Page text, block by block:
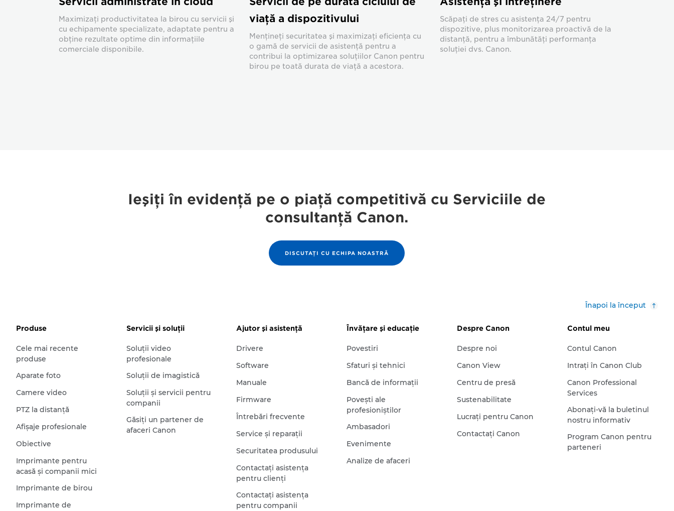
Maximizaţi productivitatea la birou cu servicii şi
cu echipamente specializate, adaptate pentru a
obţine rezultate optime din informaţiile
comerciale disponibile.
viaţă a dispozitivului
Menţineţi securitatea şi maximizaţi eficienţa cu
o gamă de servicii de asistenţă pentru a
contribui la optimizarea soluţiilor Canon pentru
birou pe toată durata de viaţă a acestora.
Scăpaţi de stres cu asistenţa 24/7 pentru
dispozitive, plus monitorizarea proactivă de la
distanţă, pentru a îmbunătăţi performanţa
soluţiei dvs. Canon.
Ieşiţi în evidenţă pe o piaţă competitivă cu Serviciile de
consultanţă Canon.
DISCUTAŢI CU ECHIPA NOASTRĂ
Înapoi la început
Produse
Cele mai recente
produse
Aparate foto
Camere video
PTZ la distanţă
Afişaje profesionale
Obiective
Imprimante pentru
acasă şi companii mici
Imprimante de birou
Imprimante de
Servicii şi soluţii
Soluţii video
profesionale
Soluţii de imagistică
Soluţii şi servicii pentru
companii
Găsiţi un partener de
afaceri Canon
Ajutor şi asistenţă
Drivere
Software
Manuale
Firmware
Întrebări frecvente
Service şi reparaţii
Securitatea produsului
Contactaţi asistenţa
pentru clienţi
Contactaţi asistenţa
pentru companii
Învăţare şi educaţie
Povestiri
Sfaturi şi tehnici
Bancă de informaţii
Poveşti ale
profesioniştilor
Ambasadori
Evenimente
Analize de afaceri
Despre Canon
Despre noi
Canon View
Centru de presă
Sustenabilitate
Lucraţi pentru Canon
Contactaţi Canon
Contul meu
Contul Canon
Intraţi în Canon Club
Canon Professional
Services
Abonaţi-vă la buletinul
nostru informativ
Program Canon pentru
parteneri